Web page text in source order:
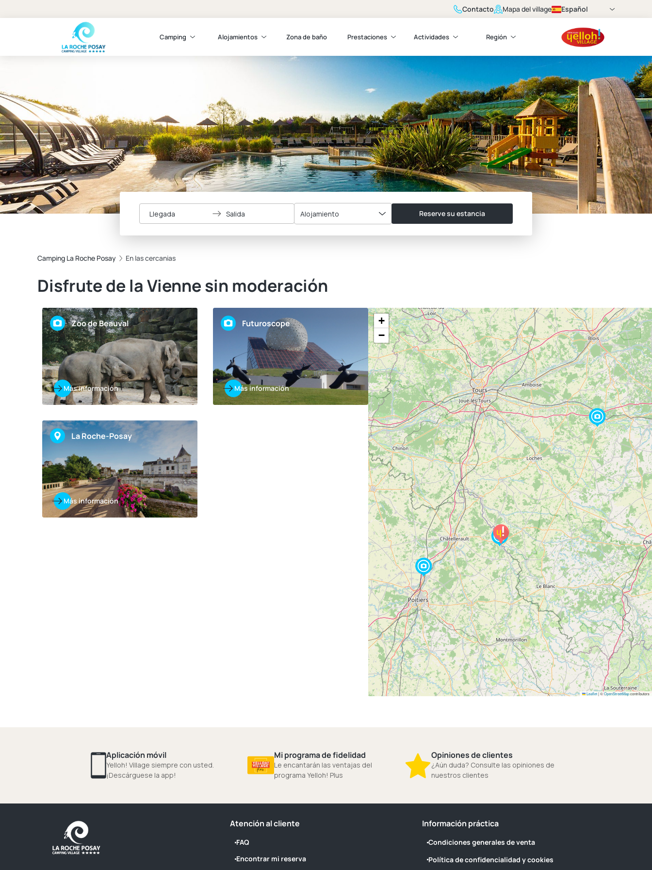
Contacto Mapa del village Español
Camping Alojamientos Zona de baño Prestaciones Actividades Región
Llegada Salida Alojamiento Reserve su estancia
Camping La Roche Posay En las cercanias
Disfrute de la Vienne sin moderación
Zoo de Beauval
Más información
Futuroscope
Más información
La Roche-Posay
Más información
+
−
Leaflet|©OpenStreetMapcontributors
Aplicación móvil
Yelloh! Village siempre con usted.
¡Descárguese la app!
Mi programa de fidelidad
Le encantarán las ventajas del
programa Yelloh! Plus
Opiniones de clientes
¿Aún duda? Consulte las opiniones de
nuestros clientes
Atención al cliente
FAQ
Encontrar mi reserva
Información práctica
Condiciones generales de venta
Política de confidencialidad y cookies